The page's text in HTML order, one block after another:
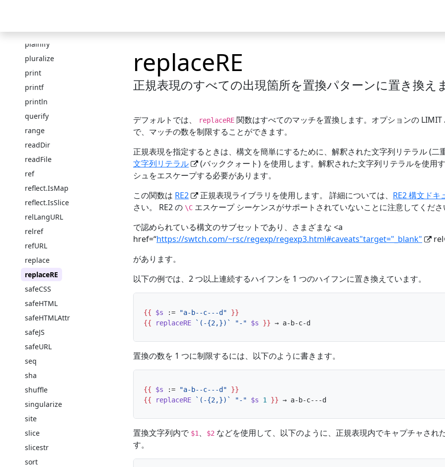
path.Split
plainify
pluralize
print
printf
println
querify
range
readDir
readFile
ref
reflect.IsMap
reflect.IsSlice
relLangURL
relref
refURL
replace
replaceRE
safeCSS
safeHTML
safeHTMLAttr
safeJS
safeURL
seq
sha
shuffle
singularize
site
slice
slicestr
sort
replaceRE
正規表現のすべての出現箇所を置換パターンに置き換え
デフォルトでは、 replaceRE 関数はすべてのマッチを置換します。オプションの LIMIT
で、マッチの数を制限することができます。
正規表現を指定するときは、構文を簡単にするために、解釈された文字列リテラル (二
文字列リテラル
(バッククォート) を使用します。解釈された文字列リテラルを使用
シュをエスケープする必要があります。
この関数は RE2 正規表現ライブラリを使用します。 詳細については、 RE2 構文ドキ
さい。 RE2 の \C エスケープ シーケンスがサポートされていないことに注意してくださ
で認められている構文のサブセットであり、さまざまな <a
href=“https://swtch.com/~rsc/regexp/regexp3.html#caveats"target="_blank"
があります。
以下の例では、2 つ以上連続するハイフンを 1 つのハイフンに置き換えています。
{{ $s := "a-b--c---d"
}}
{{
replaceRE `(-{2,})` "-" $s }}
置換の数を 1 つに制限するには、以下のように書きます。
{{ $s := "a-b--c---d"
}}
{{
replaceRE `(-{2,})` "-" $s 1 }}
置換文字列内で $1 、 $2 などを使用して、以下のように、正規表現内でキャプチャされ
す。